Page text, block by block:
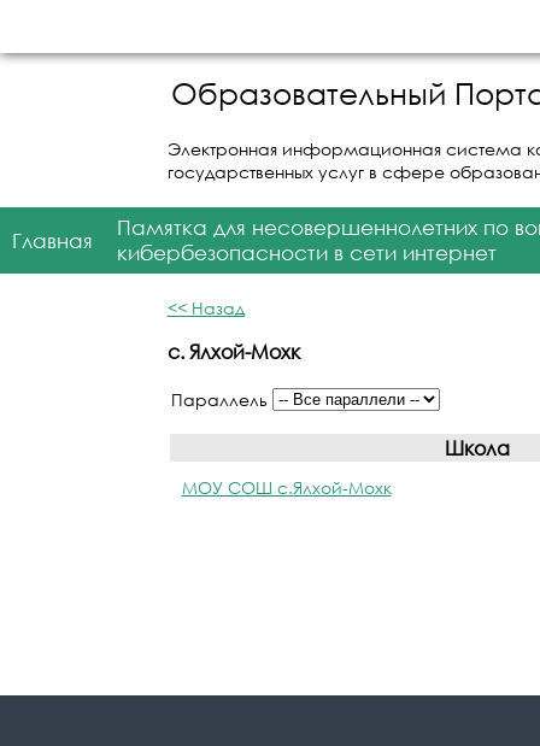
Образовательный
Электронная информационная система
государственных услуг в сфере
Главная
Памятка для несовершеннолетних по
кибербезопасности в сети интернет
<< Назад
с. Ялхой-Мохк
Параллель
Школа
МОУ СОШ с.Ялхой-Мохк